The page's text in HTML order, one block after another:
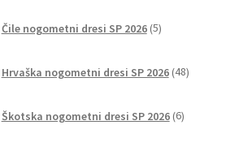
Čile nogometni dresi SP 2026 5izdelkov
Hrvaška nogometni dresi SP 2026 48izdelkov
Škotska nogometni dresi SP 2026 6izdelkov